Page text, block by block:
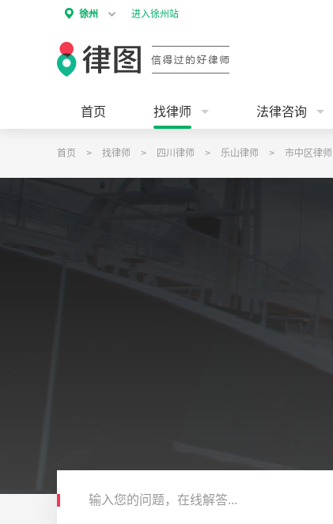
徐州 进入徐州站
首页 找律师 法律咨询
首页 > 找律师 > 四川律师 > 乐山律师 > 市中区律师
输入您的问题，在线解答...